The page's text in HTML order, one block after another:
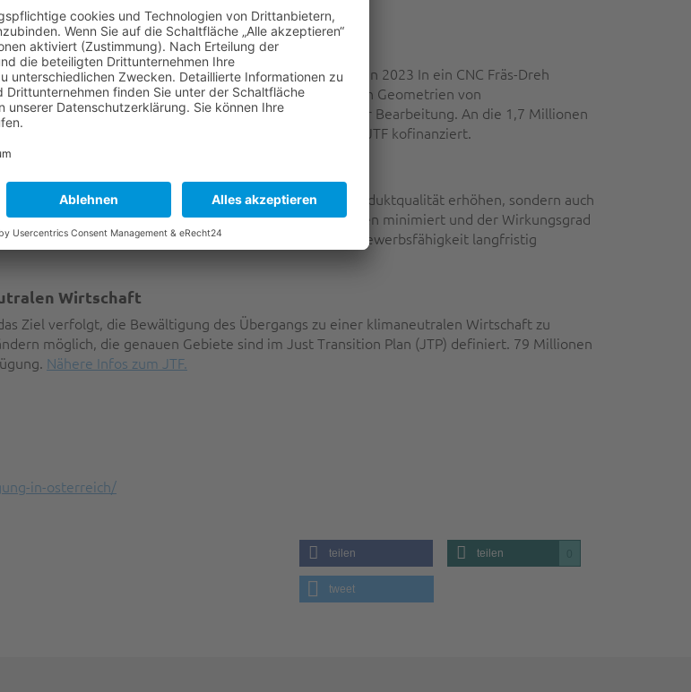
und saniert werden können, hat das Unternehmen 2023 In ein CNC Fräs-Dreh
können die speziellen Formen und 3-dimensionalen Geometrien von
ermöglicht die fast vollständige Simulation der Bearbeitung. An die 1,7 Millionen
Euro davon wurden aus dem Programm IBW/EFRE & JTF kofinanziert.
in der Turbinenentwicklung intensivieren und die Produktqualität erhöhen, sondern auch
denn die Ausfallszeiten eines Kraftwerkes werden minimiert und der Wirkungsgrad
ebenso, da es dem Unternehmen gelingt, seine Wettbewerbsfähigkeit langfristig
Wirtschaft
Ziel verfolgt, die Bewältigung des Übergangs zu einer klimaneutralen Wirtschaft zu
möglich, die genauen Gebiete sind im Just Transition Plan (JTP) definiert. 79 Millionen
Nähere Infos zum JTF.
in-osterreich/
teilen teilen
tweet